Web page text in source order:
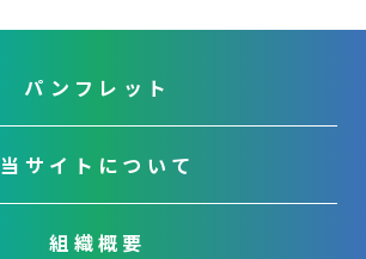
パンフレット
当サイトについて
組織概要